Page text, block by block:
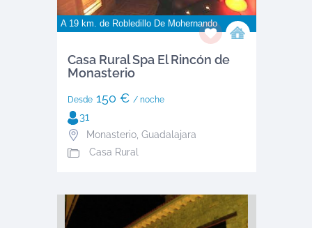
A 19 km. de Robledillo De Mohernando
Casa Rural Spa El Rincón de
Monasterio
Desde150 € / noche
31
Monasterio, Guadalajara
Casa Rural